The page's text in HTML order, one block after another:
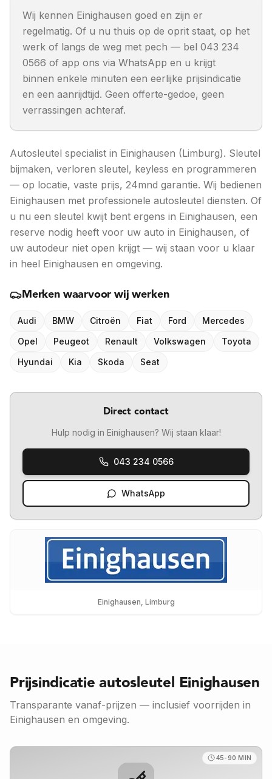
Wij kennen Einighausen goed en zijn er
regelmatig. Of u nu thuis op de oprit staat, op het
werk of langs de weg met pech — bel 043 234
0566 of app ons via WhatsApp en u krijgt
binnen enkele minuten een eerlijke prijsindicatie
en een aanrijdtijd. Geen offerte-gedoe, geen
verrassingen achteraf.
Autosleutel specialist in Einighausen (Limburg). Sleutel
bijmaken, verloren sleutel, keyless en programmeren
— op locatie, vaste prijs, 24mnd garantie. Wij bedienen
Einighausen met professionele autosleutel diensten. Of
u nu een sleutel kwijt bent ergens in Einighausen, een
reserve nodig heeft voor uw auto in Einighausen, of
uw autodeur niet open krijgt — wij staan voor u klaar
in heel Einighausen en omgeving.
Merken waarvoor wij werken
Audi BMW Citroën Fiat Ford
Mercedes
Opel
Peugeot Renault Volkswagen
Toyota
Hyundai
Kia Skoda Seat
Direct contact
Hulp nodig in Einighausen? Wij staan klaar!
043 234 0566
WhatsApp
Einighausen, Limburg
Prijsindicatie autosleutel Einighausen
Transparante vanaf-prijzen — inclusief voorrijden in
Einighausen en omgeving.
45-90 MIN